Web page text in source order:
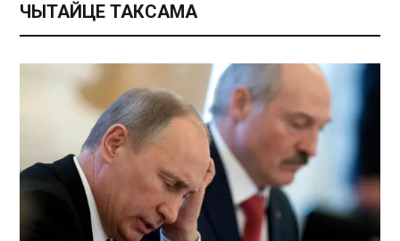
ЧЫТАЙЦЕ ТАКСАМА